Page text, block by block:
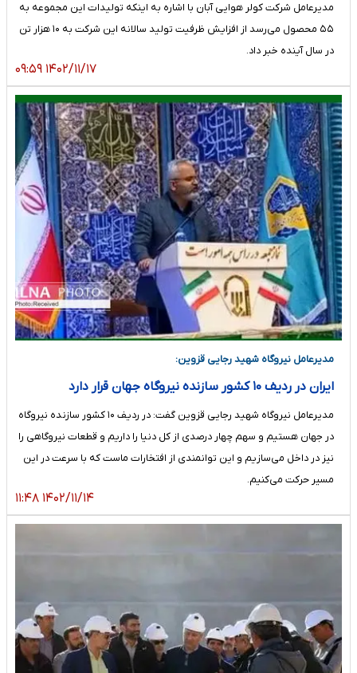
مدیرعامل شرکت کولر هوایی آبان با اشاره به اینکه تولیدات این مجموعه به
۵۵ محصول می‌رسد از افزایش ظرفیت تولید سالانه این شرکت به ۱۰ هزار تن
در سال آینده خبر داد.
۱۴۰۲/۱۱/۱۷ ۰۹:۵۹
مدیرعامل نیروگاه شهید رجایی قزوین:
ایران در ردیف ۱۰ کشور سازنده نیروگاه جهان قرار دارد
مدیرعامل نیروگاه شهید رجایی قزوین گفت: در ردیف ۱۰ کشور سازنده نیروگاه
در جهان هستیم و سهم چهار درصدی از کل دنیا را داریم و قطعات نیروگاهی را
نیز در داخل می‌سازیم و این توانمندی از افتخارات ماست که با سرعت در این
مسیر حرکت می‌کنیم.
۱۴۰۲/۱۱/۱۴ ۱۱:۴۸